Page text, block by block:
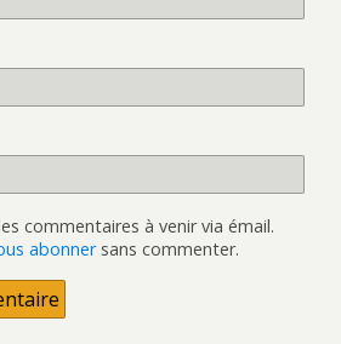
commentaires à venir via émail.
abonnersans commenter.